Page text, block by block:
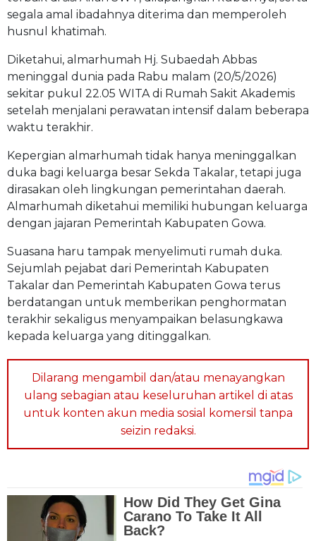
segala amal ibadahnya diterima dan memperoleh
husnul khatimah.
Diketahui, almarhumah Hj. Subaedah Abbas
meninggal dunia pada Rabu malam (20/5/2026)
sekitar pukul 22.05 WITA di Rumah Sakit Akademis
setelah menjalani perawatan intensif dalam beberapa
waktu terakhir.
Kepergian almarhumah tidak hanya meninggalkan
duka bagi keluarga besar Sekda Takalar, tetapi juga
dirasakan oleh lingkungan pemerintahan daerah.
Almarhumah diketahui memiliki hubungan keluarga
dengan jajaran Pemerintah Kabupaten Gowa.
Suasana haru tampak menyelimuti rumah duka.
Sejumlah pejabat dari Pemerintah Kabupaten
Takalar dan Pemerintah Kabupaten Gowa terus
berdatangan untuk memberikan penghormatan
terakhir sekaligus menyampaikan belasungkawa
kepada keluarga yang ditinggalkan.
Dilarang mengambil dan/atau menayangkan
ulang sebagian atau keseluruhan artikel di atas
untuk konten akun media sosial komersil tanpa
seizin redaksi.